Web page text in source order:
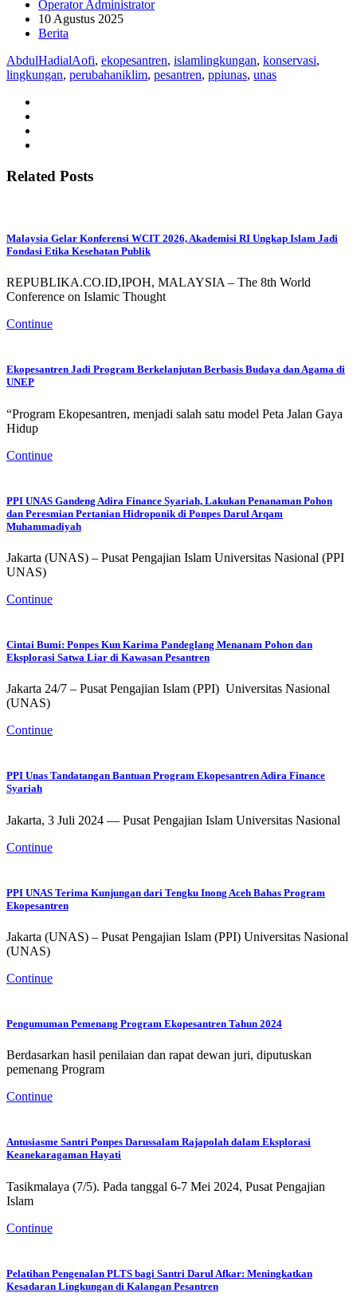
Operator Administrator
10 Agustus 2025
Berita
AbdulHadialAofi, ekopesantren, islamlingkungan, konservasi,
lingkungan, perubahaniklim, pesantren, ppiunas, unas
Related Posts
Malaysia Gelar Konferensi WCIT 2026, Akademisi RI Ungkap Islam Jadi
Fondasi Etika Kesehatan Publik
REPUBLIKA.CO.ID,IPOH, MALAYSIA – The 8th World
Conference on Islamic Thought
Continue
Ekopesantren Jadi Program Berkelanjutan Berbasis Budaya dan Agama di
UNEP
“Program Ekopesantren, menjadi salah satu model Peta Jalan Gaya
Hidup
Continue
PPI UNAS Gandeng Adira Finance Syariah, Lakukan Penanaman Pohon
dan Peresmian Pertanian Hidroponik di Ponpes Darul Arqam
Muhammadiyah
Jakarta (UNAS) – Pusat Pengajian Islam Universitas Nasional (PPI
UNAS)
Continue
Cintai Bumi: Ponpes Kun Karima Pandeglang Menanam Pohon dan
Eksplorasi Satwa Liar di Kawasan Pesantren
Jakarta 24/7 – Pusat Pengajian Islam (PPI) Universitas Nasional
(UNAS)
Continue
PPI Unas Tandatangan Bantuan Program Ekopesantren Adira Finance
Syariah
Jakarta, 3 Juli 2024 — Pusat Pengajian Islam Universitas Nasional
Continue
PPI UNAS Terima Kunjungan dari Tengku Inong Aceh Bahas Program
Ekopesantren
Jakarta (UNAS) – Pusat Pengajian Islam (PPI) Universitas Nasional
(UNAS)
Continue
Pengumuman Pemenang Program Ekopesantren Tahun 2024
Berdasarkan hasil penilaian dan rapat dewan juri, diputuskan
pemenang Program
Continue
Antusiasme Santri Ponpes Darussalam Rajapolah dalam Eksplorasi
Keanekaragaman Hayati
Tasikmalaya (7/5). Pada tanggal 6-7 Mei 2024, Pusat Pengajian
Islam
Continue
Pelatihan Pengenalan PLTS bagi Santri Darul Afkar: Meningkatkan
Kesadaran Lingkungan di Kalangan Pesantren